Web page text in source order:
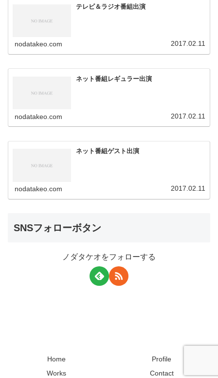
テレビ＆ラジオ番組出演
nodatakeo.com 2017.02.11
ネット番組レギュラー出演
nodatakeo.com 2017.02.11
ネット番組ゲスト出演
nodatakeo.com 2017.02.11
SNSフォローボタン
ノダタケオをフォローする
Home
Profile
Works
Contact